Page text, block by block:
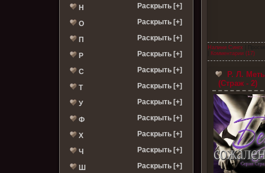
Н Раскрыть [+]
О Раскрыть [+]
П Раскрыть [+]
Р Раскрыть [+]
С Раскрыть [+]
Т Раскрыть [+]
У Раскрыть [+]
Ф Раскрыть [+]
Х Раскрыть [+]
Ч Раскрыть [+]
Ш Раскрыть [+]
Налини Сингх
Комментарии (17)
Р. Л.
(Страж - 2)